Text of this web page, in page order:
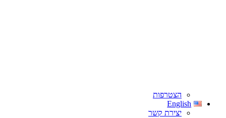
הצטרפות
English
יצירת קשר